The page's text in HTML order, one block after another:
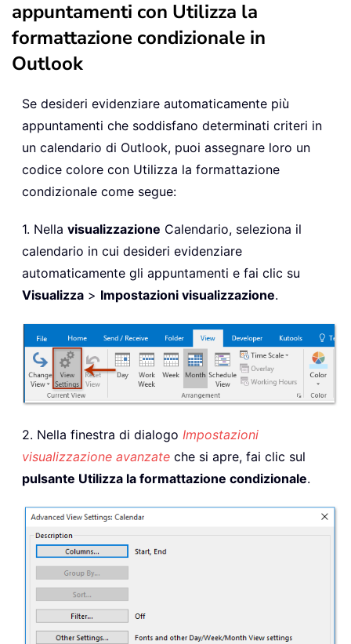
appuntamenti con Utilizza la
formattazione condizionale in
Outlook
Se desideri evidenziare automaticamente più
appuntamenti che soddisfano determinati criteri in
un calendario di Outlook, puoi assegnare loro un
codice colore con Utilizza la formattazione
condizionale come segue:
1. Nella visualizzazione Calendario, seleziona il
calendario in cui desideri evidenziare
automaticamente gli appuntamenti e fai clic su
Visualizza > Impostazioni visualizzazione.
2. Nella finestra di dialogo Impostazioni
visualizzazione avanzate che si apre, fai clic sul
pulsante Utilizza la formattazione condizionale.